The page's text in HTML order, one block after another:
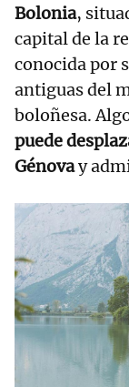
Bolonia,
capital de la
conocida por
antiguas del
boloñesa.
puede
Génovay